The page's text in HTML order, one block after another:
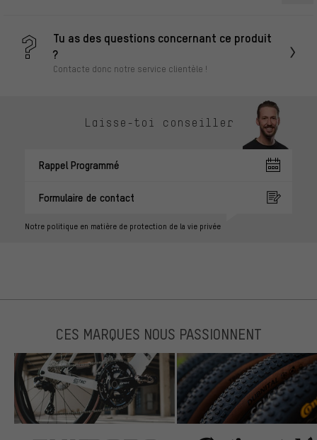
Tu as des questions concernant ce produit
?
Contacte donc notre service clientèle !
Laisse-toi conseiller
Rappel Programmé
Formulaire de contact
Notre politique en matière de protection de la vie privée
CES MARQUES NOUS PASSIONNENT